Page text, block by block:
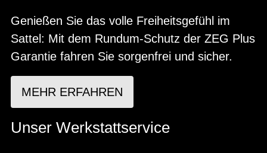
Genießen Sie das volle Freiheitsgefühl im
Sattel: Mit dem Rundum-Schutz der ZEG Plus
Garantie fahren Sie sorgenfrei und sicher.
MEHR ERFAHREN
Unser Werkstattservice